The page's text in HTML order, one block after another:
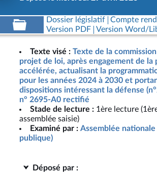
Dossier législatif Compte
Version PDF
Version Word/
Texte visé : Texte de la
projet de loi, après engagement de la
accélérée, actualisant la
pour les années 2024 à 2030 et
dispositions intéressant la défense
n° 2695-A0 rectifié
Stade de lecture : 1ère lecture
assemblée saisie)
Examiné par : Assemblée nationale
publique)
Déposé par :